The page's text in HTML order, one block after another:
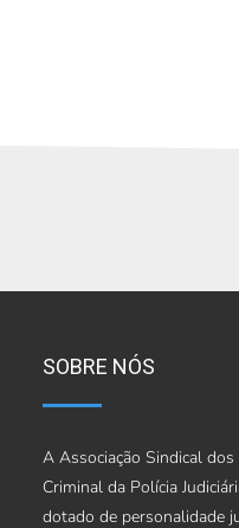
SOBRE NÓS
A Associação Sindical
Criminal da Polícia
dotado de personalidade